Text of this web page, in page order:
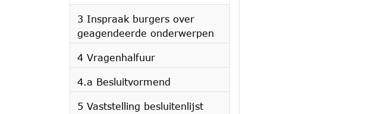
3 Inspraak burgers over
geagendeerde onderwerpen
4 Vragenhalfuur
4.a Besluitvormend
5 Vaststelling besluitenlijst